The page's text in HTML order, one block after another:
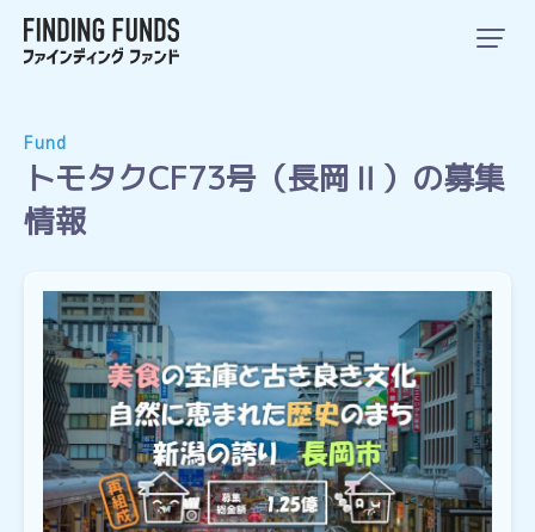
Fund
トモタクCF73号（長岡Ⅱ）の募集
情報